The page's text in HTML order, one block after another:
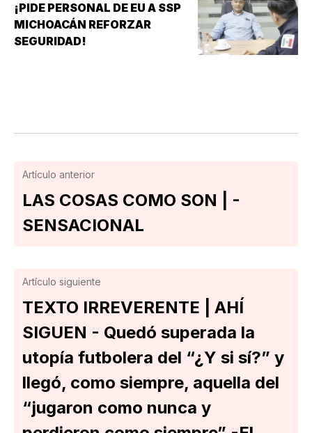
¡PIDE PERSONAL DE EU A SSP
MICHOACÁN REFORZAR
SEGURIDAD!
Artículo anterior
LAS COSAS COMO SON | -
SENSACIONAL
Artículo siguiente
TEXTO IRREVERENTE | AHÍ
SIGUEN - Quedó superada la
utopía futbolera del “¿Y si sí?” y
llegó, como siempre, aquella del
“jugaron como nunca y